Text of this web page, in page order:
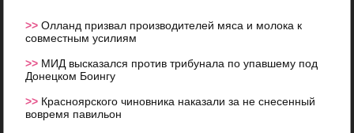
>>Олланд призвал производителей мяса и молока к
совместным усилиям
>> МИД высказался против трибунала по упавшему под
Донецком Боингу
>> Красноярского чиновника наказали за не снесенный
вовремя павильон